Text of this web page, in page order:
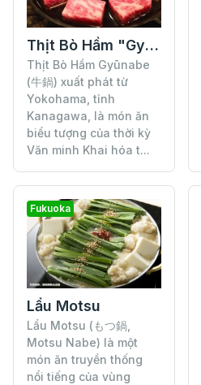
Thịt Bò Hầm "Gyūnabe"
Thịt Bò Hầm Gyūnabe
(牛鍋) xuất phát từ
Yokohama, tỉnh
Kanagawa, là món ăn
biểu tượng của thời kỳ
Văn minh Khai hóa t...
Fukuoka
Lẩu Motsu
Lẩu Motsu (もつ鍋,
Motsu Nabe) là một
món ăn truyền thống
nổi tiếng của vùng